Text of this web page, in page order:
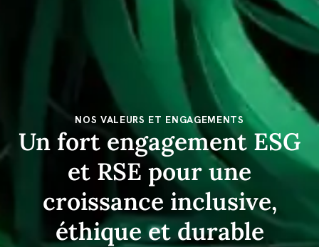
NOS VALEURS ET ENGAGEMENTS
Un fort engagement ESG
et RSE pour une
croissance inclusive,
éthique et durable